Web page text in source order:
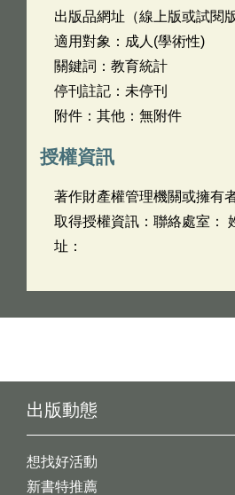
出版品網址（線上版或試閱
適用對象：成人(學術性)
關鍵詞：教育統計
停刊註記：未停刊
附件：其他：無附件
授權資訊
著作財產權管理機關或擁有
取得授權資訊：聯絡處室：
址：
出版動態
想找好活動
新書特推薦